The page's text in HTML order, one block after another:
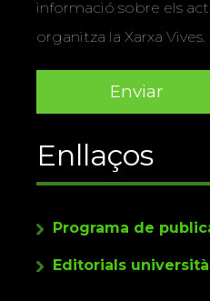
informació sobre els
organitza la Xarxa Vives.
Enllaços
Programa de
Editorials